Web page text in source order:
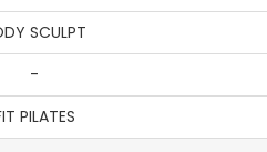
SCULPT
-
PILATES